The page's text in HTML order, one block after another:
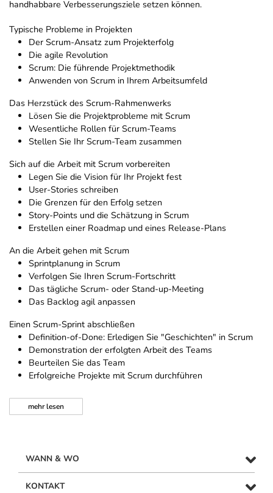
handhabbare Verbesserungsziele setzen können.
Typische Probleme in Projekten
Der Scrum-Ansatz zum Projekterfolg
Die agile Revolution
Scrum: Die führende Projektmethodik
Anwenden von Scrum in Ihrem Arbeitsumfeld
Das Herzstück des Scrum-Rahmenwerks
Lösen Sie die Projektprobleme mit Scrum
Wesentliche Rollen für Scrum-Teams
Stellen Sie Ihr Scrum-Team zusammen
Sich auf die Arbeit mit Scrum vorbereiten
Legen Sie die Vision für Ihr Projekt fest
User-Stories schreiben
Die Grenzen für den Erfolg setzen
Story-Points und die Schätzung in Scrum
Erstellen einer Roadmap und eines Release-Plans
An die Arbeit gehen mit Scrum
Sprintplanung in Scrum
Verfolgen Sie Ihren Scrum-Fortschritt
Das tägliche Scrum- oder Stand-up-Meeting
Das Backlog agil anpassen
Einen Scrum-Sprint abschließen
Definition-of-Done: Erledigen Sie "Geschichten" in Scrum
Demonstration der erfolgten Arbeit des Teams
Beurteilen Sie das Team
Erfolgreiche Projekte mit Scrum durchführen
mehrlesen
WANN & WO
KONTAKT